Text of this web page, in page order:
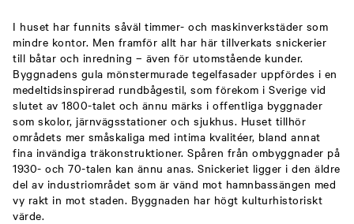
I huset har funnits såväl timmer- och maskinverkstäder som
mindre kontor. Men framför allt har här tillverkats snickerier
till båtar och inredning – även för utomstående kunder.
Byggnadens gula mönstermurade tegelfasader uppfördes i en
medeltidsinspirerad rundbågestil, som förekom i Sverige vid
slutet av 1800-talet och ännu märks i offentliga byggnader
som skolor, järnvägsstationer och sjukhus. Huset tillhör
områdets mer småskaliga med intima kvalitéer, bland annat
fina invändiga träkonstruktioner. Spåren från ombyggnader på
1930- och 70-talen kan ännu anas. Snickeriet ligger i den äldre
del av industriområdet som är vänd mot hamnbassängen med
vy rakt in mot staden. Byggnaden har högt kulturhistoriskt
värde.